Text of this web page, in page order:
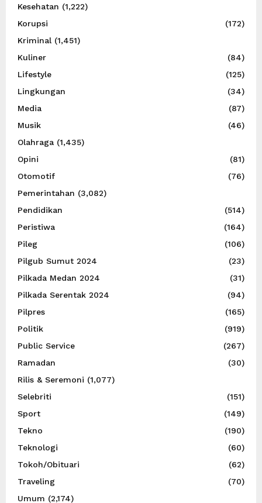
Kesehatan (1,222)
Korupsi
(172)
Kriminal (1,451)
Kuliner
(84)
Lifestyle
(125)
Lingkungan
(34)
Media
(87)
Musik
(46)
Olahraga (1,435)
Opini
(81)
Otomotif
(76)
Pemerintahan (3,082)
Pendidikan
(514)
Peristiwa
(164)
Pileg
(106)
Pilgub Sumut 2024
(23)
Pilkada Medan 2024
(31)
Pilkada Serentak 2024
(94)
Pilpres
(165)
Politik
(919)
Public Service
(267)
Ramadan
(30)
Rilis & Seremoni (1,077)
Selebriti
(151)
Sport
(149)
Tekno
(190)
Teknologi
(60)
Tokoh/Obituari
(62)
Traveling
(70)
Umum (2,174)